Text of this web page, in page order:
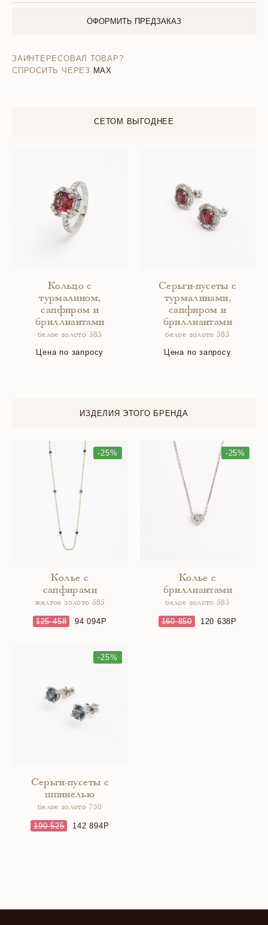
ОФОРМИТЬ ПРЕДЗАКАЗ
ЗАИНТЕРЕСОВАЛ ТОВАР?
СПРОСИТЬ ЧЕРЕЗ MAX
СЕТОМ ВЫГОДНЕЕ
Кольцо с
турмалином,
сапфиром и
бриллиантами
белое золото 585
Цена по запросу
Серьги-пусеты с
турмалинами,
сапфиром и
бриллиантами
белое золото 585
Цена по запросу
ИЗДЕЛИЯ ЭТОГО БРЕНДА
-25%
Колье с
сапфирами
желтое золото 585
125 458 94 094
-25%
Колье с
бриллиантами
белое золото 585
160 850 120 638
-25%
Серьги-пусеты с
шпинелью
белое золото 750
190 525 142 894